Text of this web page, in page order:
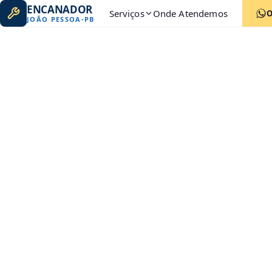
ENCANADOR
JOÃO PESSOA-PB Serviços Onde Atendemos